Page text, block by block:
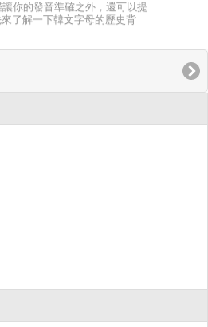
你的發音準確之外，還可以提
了解一下韓文字母的歷史背